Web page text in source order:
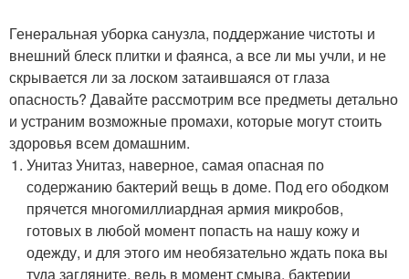
Генеральная уборка санузла, поддержание чистоты и
внешний блеск плитки и фаянса, а все ли мы учли, и не
скрывается ли за лоском затаившаяся от глаза
опасность? Давайте рассмотрим все предметы детально
и устраним возможные промахи, которые могут стоить
здоровья всем домашним.
Унитаз Унитаз, наверное, самая опасная по
содержанию бактерий вещь в доме. Под его ободком
прячется многомиллиардная армия микробов,
готовых в любой момент попасть на нашу кожу и
одежду, и для этого им необязательно ждать пока вы
туда загляните, ведь в момент смыва, бактерии